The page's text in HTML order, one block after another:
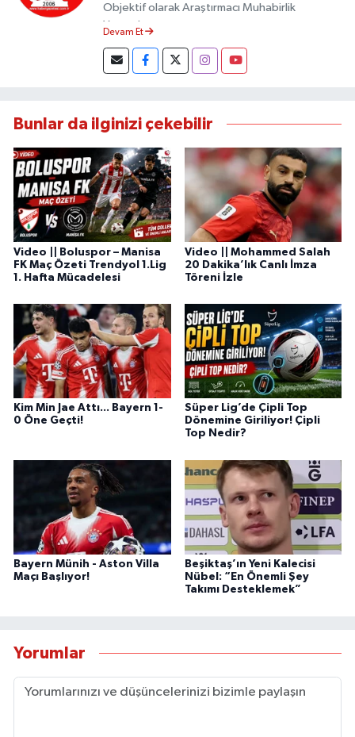
Objektif olarak Araştırmacı Muhabirlik
Yapmaktayım.
Devam Et
Bunlar da ilginizi çekebilir
Video || Boluspor – Manisa
FK Maç Özeti Trendyol 1.Lig
1. Hafta Mücadelesi
Video || Mohammed Salah
20 Dakika’lık Canlı İmza
Töreni İzle
Kim Min Jae Attı... Bayern 1-
0 Öne Geçti!
Süper Lig’de Çipli Top
Dönemine Giriliyor! Çipli
Top Nedir?
Bayern Münih - Aston Villa
Maçı Başlıyor!
Beşiktaş’ın Yeni Kalecisi
Nübel: “En Önemli Şey
Takımı Desteklemek”
Yorumlar